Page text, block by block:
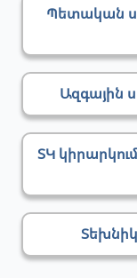
Պետական
Ազգային
ՏԿ